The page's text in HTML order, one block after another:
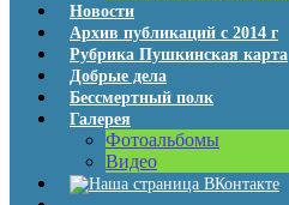
Новости
Архив публикаций с 2014 г
Рубрика Пушкинская карта
Добрые дела
Бессмертный полк
Галерея
Фотоальбомы
Видео